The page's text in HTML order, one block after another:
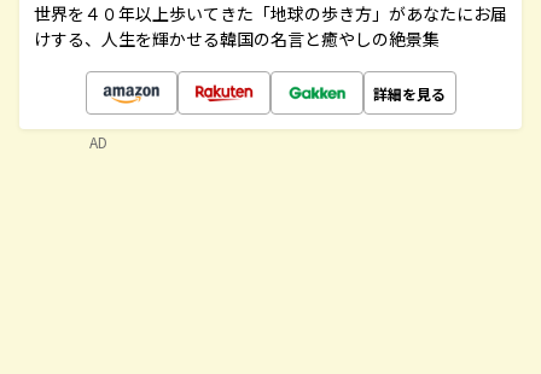
世界を４０年以上歩いてきた「地球の歩き方」があなたにお届
けする、人生を輝かせる韓国の名言と癒やしの絶景集
詳細を見る
AD